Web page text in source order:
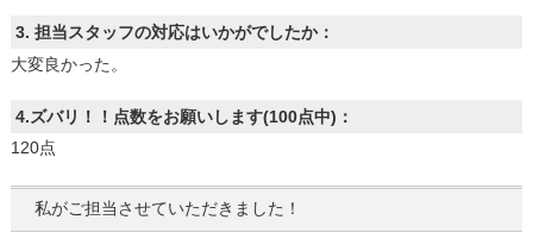
3. 担当スタッフの対応はいかがでしたか：
大変良かった。
4.ズバリ！！点数をお願いします(100点中)：
120点
私がご担当させていただきました！